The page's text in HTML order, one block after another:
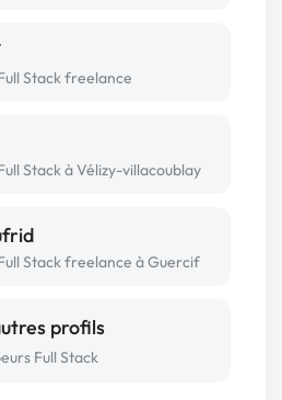
Stack freelance
Stack à Vélizy-villacoublay
Stack freelance à Guercif
profils
Full Stack